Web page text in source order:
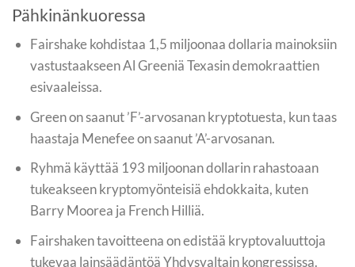
Pähkinänkuoressa
Fairshake kohdistaa 1,5 miljoonaa dollaria mainoksiin
vastustaakseen Al Greeniä Texasin demokraattien
esivaaleissa.
Green on saanut ’F’-arvosanan kryptotuesta, kun taas
haastaja Menefee on saanut ’A’-arvosanan.
Ryhmä käyttää 193 miljoonan dollarin rahastoaan
tukeakseen kryptomyönteisiä ehdokkaita, kuten
Barry Moorea ja French Hilliä.
Fairshaken tavoitteena on edistää kryptovaluuttoja
tukevaa lainsäädäntöä Yhdysvaltain kongressissa.